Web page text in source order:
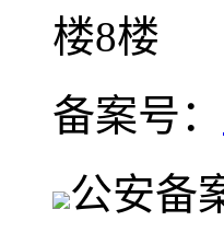
楼8楼
备案号：
公安备